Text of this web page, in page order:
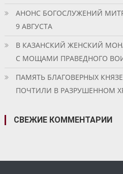
АНОНС БОГОСЛУЖЕНИЙ
9 АВГУСТА
В КАЗАНСКИЙ ЖЕНСКИЙ
С МОЩАМИ ПРАВЕДНОГО
ПАМЯТЬ БЛАГОВЕРНЫХ
ПОЧТИЛИ В РАЗРУШЕННОМ
СВЕЖИЕ КОММЕНТАРИИ